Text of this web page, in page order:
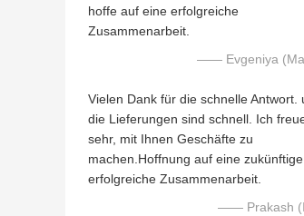
hoffe auf eine erfolgreiche
Zusammenarbeit.
—— Evgeniya
Vielen Dank für die schnelle Antwort.
die Lieferungen sind schnell. Ich
sehr, mit Ihnen Geschäfte zu
machen.Hoffnung auf eine zukünftige
erfolgreiche Zusammenarbeit.
—— Prakash